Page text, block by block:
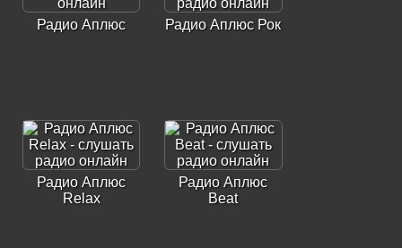
Радио Аплюс Радио Аплюс Рок
Радио Аплюс
Relax
Радио Аплюс
Beat